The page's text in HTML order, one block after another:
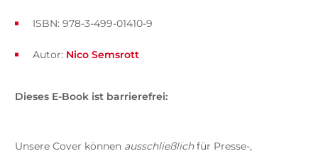
ISBN: 978-3-499-01410-9
Autor: Nico Semsrott
Dieses E-Book ist barrierefrei:
Unsere Cover können ausschließlichfür Presse-,